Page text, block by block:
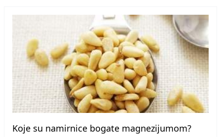
Koje su namirnice bogate magnezijumom?